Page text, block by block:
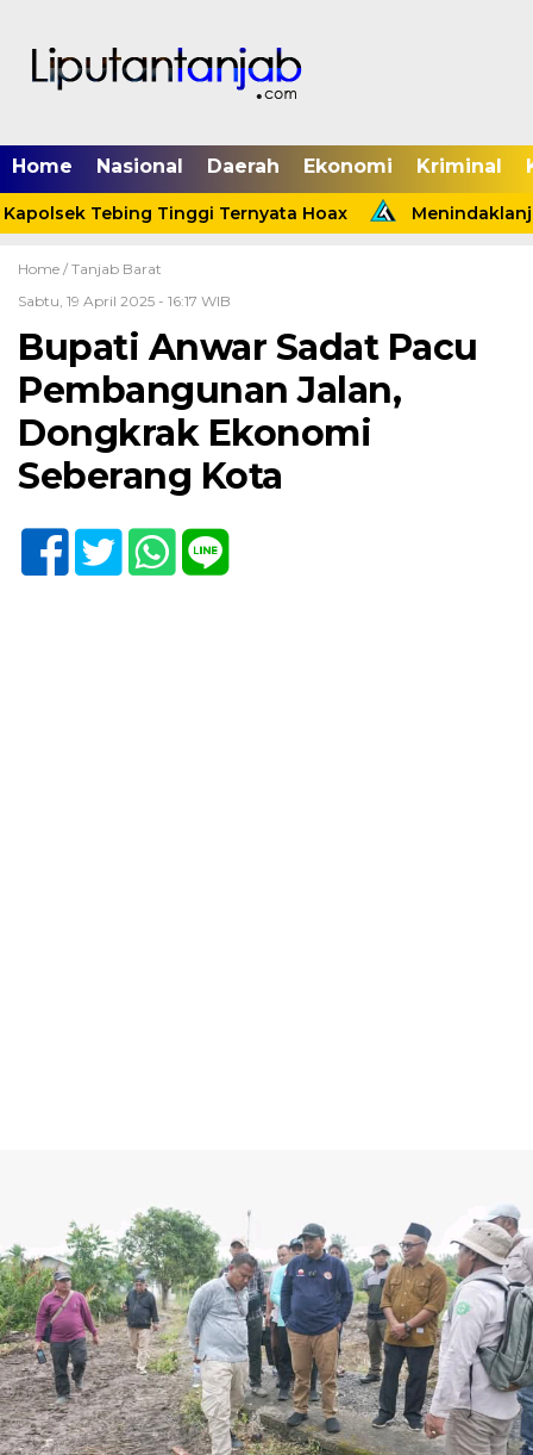
Home Nasional Daerah Ekonomi Kriminal
Tebing Tinggi Ternyata Hoax
Home / Tanjab Barat
Sabtu, 19 April 2025 - 16:17 WIB
Bupati Anwar Sadat Pacu
Pembangunan Jalan,
Dongkrak Ekonomi
Seberang Kota